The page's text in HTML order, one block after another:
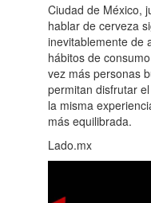
Ciudad de México,
hablar de cerveza
inevitablemente de
hábitos de
vez más personas
permitan disfrutar
la misma
más equilibrada.
Lado.mx